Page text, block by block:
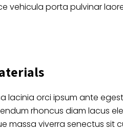
vehicula porta pulvinar
lacinia orci ipsum ante
rhoncus diam lacus
massa viverra senectus sit